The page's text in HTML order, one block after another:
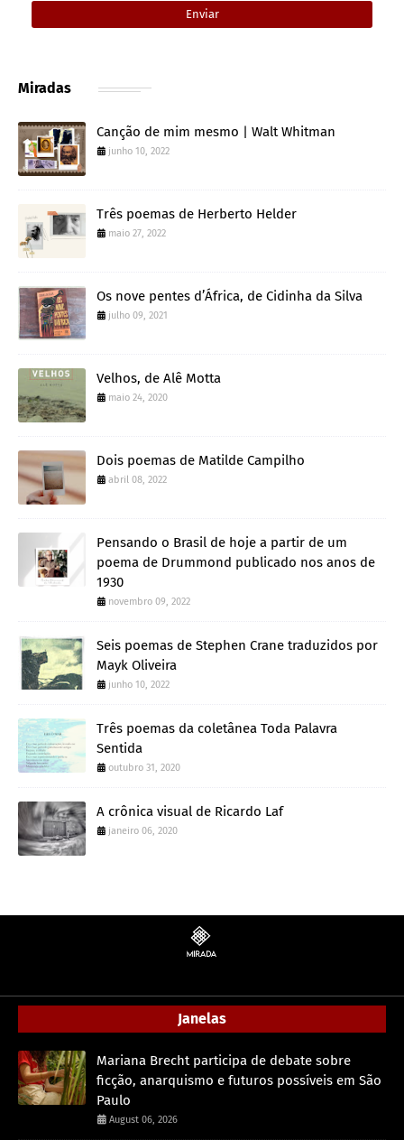
Miradas
Canção de mim mesmo | Walt Whitman
junho 10, 2022
Três poemas de Herberto Helder
maio 27, 2022
Os nove pentes d’África, de Cidinha da Silva
julho 09, 2021
Velhos, de Alê Motta
maio 24, 2020
Dois poemas de Matilde Campilho
abril 08, 2022
Pensando o Brasil de hoje a partir de um
poema de Drummond publicado nos anos de
1930
novembro 09, 2022
Seis poemas de Stephen Crane traduzidos por
Mayk Oliveira
junho 10, 2022
Três poemas da coletânea Toda Palavra
Sentida
outubro 31, 2020
A crônica visual de Ricardo Laf
janeiro 06, 2020
Janelas
Mariana Brecht participa de debate sobre
ficção, anarquismo e futuros possíveis em São
Paulo
August 06, 2026